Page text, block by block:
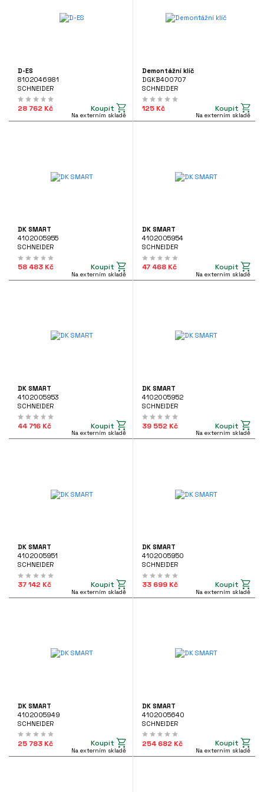
D-ES
8102046981
SCHNEIDER
28 762 Kč Koupit
Na externím skladě
Demontážní klíč
DGKB400707
SCHNEIDER
125 Kč Koupit
Na externím skladě
DK SMART
4102005955
SCHNEIDER
58 483 Kč Koupit
Na externím skladě
DK SMART
4102005954
SCHNEIDER
47 468 Kč Koupit
Na externím skladě
DK SMART
4102005953
SCHNEIDER
44 716 Kč Koupit
Na externím skladě
DK SMART
4102005952
SCHNEIDER
39 552 Kč Koupit
Na externím skladě
DK SMART
4102005951
SCHNEIDER
37 142 Kč Koupit
Na externím skladě
DK SMART
4102005950
SCHNEIDER
33 699 Kč Koupit
Na externím skladě
DK SMART
4102005949
SCHNEIDER
25 783 Kč Koupit
Na externím skladě
DK SMART
4102005640
SCHNEIDER
254 682 Kč Koupit
Na externím skladě